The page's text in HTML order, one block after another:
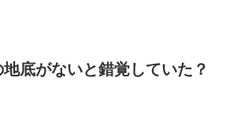
底がないと錯覚していた？